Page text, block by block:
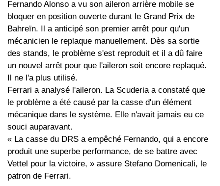
Fernando Alonso a vu son aileron arrière mobile se
bloquer en position ouverte durant le Grand Prix de
Bahreïn. Il a anticipé son premier arrêt pour qu'un
mécanicien le replaque manuellement. Dès sa sortie
des stands, le problème s'est reproduit et il a dû faire
un nouvel arrêt pour que l'aileron soit encore replaqué.
Il ne l'a plus utilisé.
Ferrari a analysé l'aileron. La Scuderia a constaté que
le problème a été causé par la casse d'un élément
mécanique dans le système. Elle n'avait jamais eu ce
souci auparavant.
« La casse du DRS a empêché Fernando, qui a encore
produit une superbe performance, de se battre avec
Vettel pour la victoire, » assure Stefano Domenicali, le
patron de Ferrari.